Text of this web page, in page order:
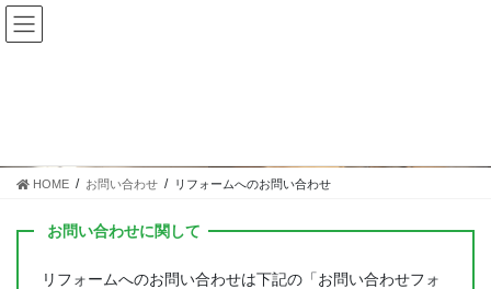
コ
ン
動
ナ
ビ
に
HOME お問い合わせ リフォームへのお問い合わせ
お問い合わせに関して
リフォームへのお問い合わせは下記の「お問い合わせフォ